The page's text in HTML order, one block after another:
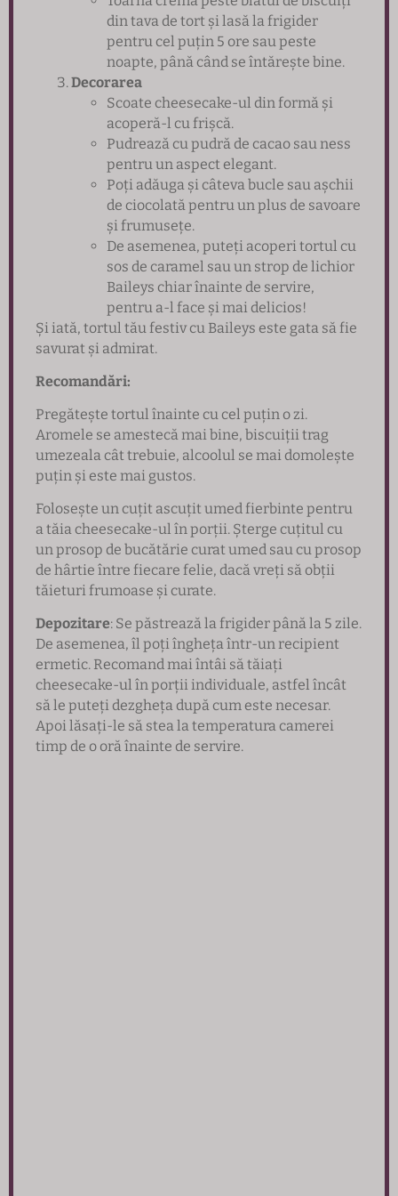
din tava de tort și lasă la frigider
pentru cel puțin 5 ore sau peste
noapte, până când se întărește bine.
Decorarea
Scoate cheesecake-ul din formă și
acoperă-l cu frișcă.
Pudrează cu pudră de cacao sau ness
pentru un aspect elegant.
Poți adăuga și câteva bucle sau așchii
de ciocolată pentru un plus de savoare
și frumusețe.
De asemenea, puteți acoperi tortul cu
sos de caramel sau un strop de lichior
Baileys chiar înainte de servire,
pentru a-l face și mai delicios!
Și iată, tortul tău festiv cu Baileys este gata să fie
savurat și admirat.
Recomandări:
Pregătește tortul înainte cu cel puțin o zi.
Aromele se amestecă mai bine, biscuiții trag
umezeala cât trebuie, alcoolul se mai domolește
puțin și este mai gustos.
Folosește un cuțit ascuțit umed fierbinte pentru
a tăia cheesecake-ul în porții. Șterge cuțitul cu
un prosop de bucătărie curat umed sau cu prosop
de hârtie între fiecare felie, dacă vreți să obții
tăieturi frumoase și curate.
Depozitare: Se păstrează la frigider până la 5 zile.
De asemenea, îl poți îngheța într-un recipient
ermetic. Recomand mai întâi să tăiați
cheesecake-ul în porții individuale, astfel încât
să le puteți dezgheța după cum este necesar.
Apoi lăsați-le să stea la temperatura camerei
timp de o oră înainte de servire.